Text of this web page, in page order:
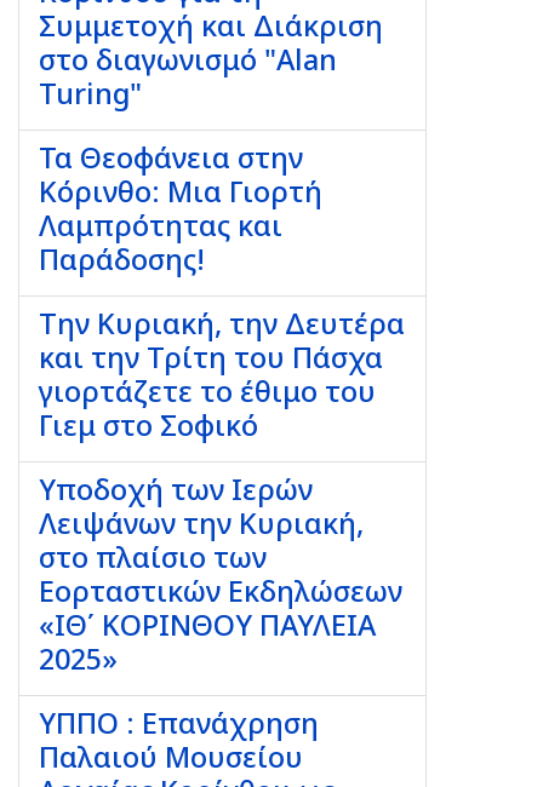
Συμμετοχή και Διάκριση
στο διαγωνισμό "Alan
Turing"
Τα Θεοφάνεια στην
Κόρινθο: Μια Γιορτή
Λαμπρότητας και
Παράδοσης!
Την Κυριακή, την Δευτέρα
και την Τρίτη του Πάσχα
γιορτάζετε το έθιμο του
Γιεμ στο Σοφικό
Υποδοχή των Ιερών
Λειψάνων την Κυριακή,
στο πλαίσιο των
Εορταστικών Εκδηλώσεων
«ΙΘ΄ ΚΟΡΙΝΘΟΥ ΠΑΥΛΕΙΑ
2025»
ΥΠΠΟ : Επανάχρηση
Παλαιού Μουσείου